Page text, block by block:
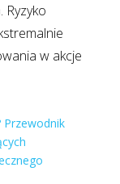
Ryzyko
w akcje
Przewodnik